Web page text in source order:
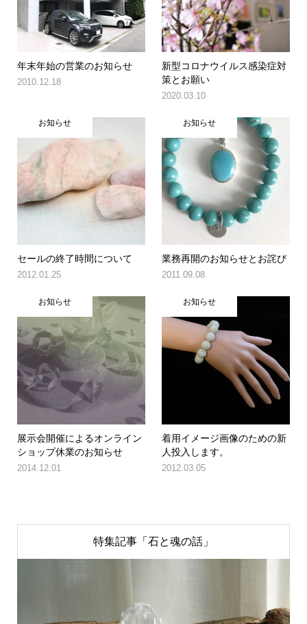
年末年始の営業のお知らせ
2010.12.18
新型コロナウイルス感染症対
策とお願い
2020.03.10
お知らせ
セールの終了時間について
2012.01.25
お知らせ
業務再開のお知らせとお詫び
2011.09.08
お知らせ
展示会開催によるオンライン
ショップ休業のお知らせ
2014.12.01
お知らせ
着用イメージ画像のための新
人投入します。
2012.03.05
特集記事「石と魂の話」